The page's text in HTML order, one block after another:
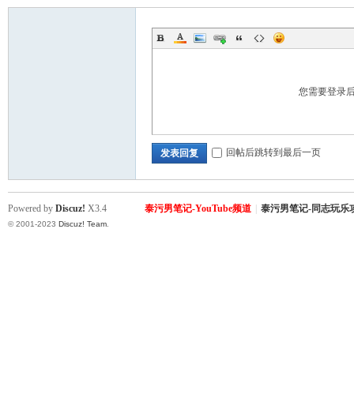
您需要登录
发表回复 回帖后跳转到最后一页
泰污男笔记-YouTube频道 泰污男笔记-同志玩乐
Powered by Discuz! X3.4
© 2001-2023 Discuz! Team.